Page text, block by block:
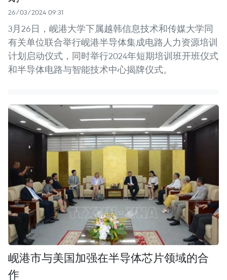
26/03/2024 09:31
3月26日，岘港大学下属越韩信息技术和传媒大学同
有关单位联合举行岘港半导体集成电路人力资源培训
计划启动仪式，同时举行2024年短期培训班开班仪式
和半导体电路与智能技术中心揭牌仪式。
岘港市与美国加强在半导体芯片领域的合
作